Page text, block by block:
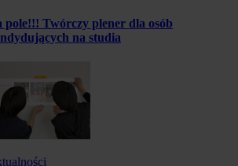
pole!!! Twórczy plener dla osób
na studia